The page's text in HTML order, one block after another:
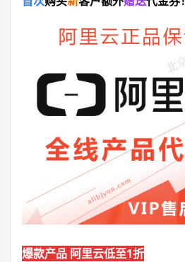
爆款产品 阿里云低至1折